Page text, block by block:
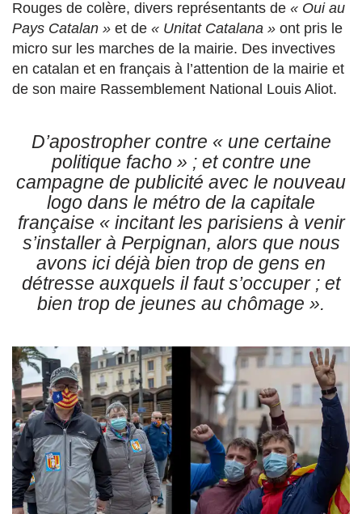
Rouges de colère, divers représentants de « Oui au
Pays Catalan » et de « Unitat Catalana » ont pris le
micro sur les marches de la mairie. Des invectives
en catalan et en français à l’attention de la mairie et
de son maire Rassemblement National Louis Aliot.
D’apostropher contre « une certaine
politique facho » ; et contre une
campagne de publicité avec le nouveau
logo dans le métro de la capitale
française « incitant les parisiens à venir
s’installer à Perpignan, alors que nous
avons ici déjà bien trop de gens en
détresse auxquels il faut s’occuper ; et
bien trop de jeunes au chômage ».